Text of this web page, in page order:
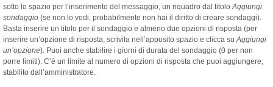
sotto lo spazio per l’inserimento del messaggio, un riquadro dal titoloAggiungi
sondaggio (se non lo vedi, probabilmente non hai il diritto di creare sondaggi).
Basta inserire un titolo per il sondaggio e almeno due opzioni di risposta (per
inserire un’opzione di risposta, scrivila nell’apposito spazio e clicca suAggiungi
un’opzione). Puoi anche stabilire i giorni di durata del sondaggio (0 per non
porre limiti). C’è un limite al numero di opzioni di risposta che puoi aggiungere,
stabilito dall’amministratore.